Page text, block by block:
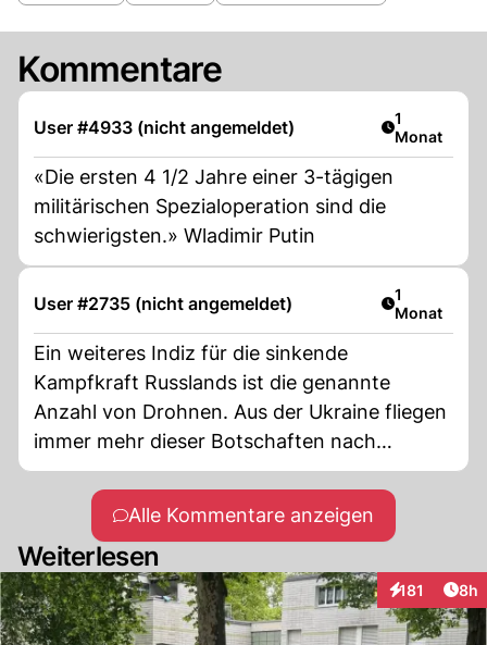
Kommentare
User #4933 (nicht angemeldet) Artikel
1
Monat
«Die ersten 4 1/2 Jahre einer 3-tägigen
militärischen Spezialoperation sind die
schwierigsten.» Wladimir Putin
User #2735 (nicht angemeldet) Artikel
1
Monat
Ein weiteres Indiz für die sinkende
Kampfkraft Russlands ist die genannte
Anzahl von Drohnen. Aus der Ukraine fliegen
immer mehr dieser Botschaften nach
Russland während die Anzahl derer aus
Russland kommenden stetig sinkt. Scheint,
dass der Nachschub aus dem Iran ins
stocken geraten ist.
Alle Kommentare anzeigen
Weiterlesen
181
Interaktionen
8h